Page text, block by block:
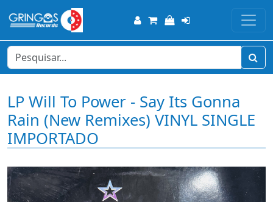
LP Will To Power - Say Its Gonna
Rain (New Remixes) VINYL SINGLE
IMPORTADO